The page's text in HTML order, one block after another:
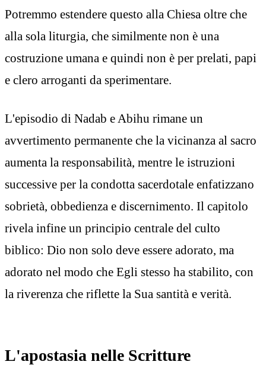
Potremmo estendere questo alla Chiesa oltre che
alla sola liturgia, che similmente non è una
costruzione umana e quindi non è per prelati, papi
e clero arroganti da sperimentare.
L'episodio di Nadab e Abihu rimane un
avvertimento permanente che la vicinanza al sacro
aumenta la responsabilità, mentre le istruzioni
successive per la condotta sacerdotale enfatizzano
sobrietà, obbedienza e discernimento. Il capitolo
rivela infine un principio centrale del culto
biblico: Dio non solo deve essere adorato, ma
adorato nel modo che Egli stesso ha stabilito, con
la riverenza che riflette la Sua santità e verità.
L'apostasia nelle Scritture